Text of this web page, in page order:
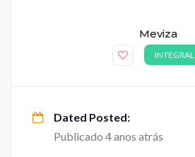
Meviza
INTEGRAL
Dated Posted:
Publicado 4 anos atrás